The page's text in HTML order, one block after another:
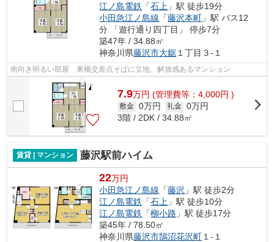
江ノ島電鉄 「石上 」駅 徒歩19分
小田急江ノ島線 「藤沢本町 」駅 バス12
分 「遊行通り四丁目」 停歩7分
築47年 / 34.88㎡
神奈川県藤沢市大鋸 １丁目３-１
南向き明るい部屋 東橋交差点そばに立地、解放感あるマンション
7.9万円 (管理費等：4,000円 )
敷金 0万円 礼金 0万円
3階 / 2DK / 34.88㎡
賃貸 | マンション 藤沢駅前ハイム
22万円
小田急江ノ島線 「藤沢 」駅 徒歩2分
江ノ島電鉄 「石上 」駅 徒歩10分
江ノ島電鉄 「柳小路 」駅 徒歩17分
築45年 / 78.50㎡
神奈川県藤沢市鵠沼花沢町 １-１